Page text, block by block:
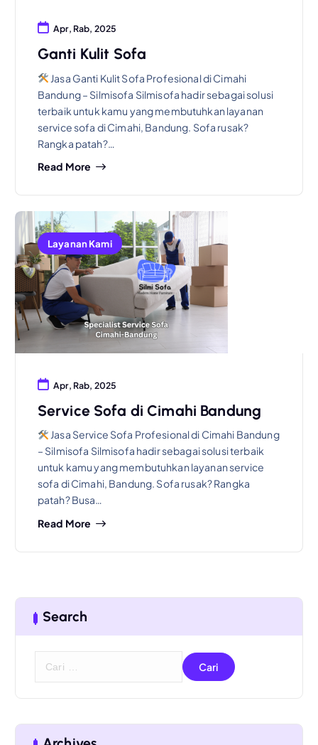
Apr, Rab, 2025
Ganti Kulit Sofa
Jasa Ganti Kulit Sofa Profesional di Cimahi
Bandung – Silmisofa Silmisofa hadir sebagai solusi
terbaik untuk kamu yang membutuhkan layanan
service sofa di Cimahi, Bandung. Sofa rusak?
Rangka patah?…
Read More
Layanan Kami
Apr, Rab, 2025
Service Sofa di Cimahi Bandung
Jasa Service Sofa Profesional di Cimahi Bandung
– Silmisofa Silmisofa hadir sebagai solusi terbaik
untuk kamu yang membutuhkan layanan service
sofa di Cimahi, Bandung. Sofa rusak? Rangka
patah? Busa…
Read More
Search
u
n